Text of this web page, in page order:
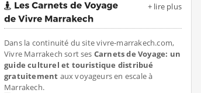
+ lire plus
Dans la continuité du site vivre-marrakech.com,
Vivre Marrakech sort ses Carnets de Voyage: un
guide culturel et touristique distribué
gratuitement aux voyageurs en escale à
Marrakech.